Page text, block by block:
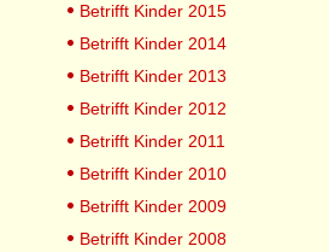
Betrifft Kinder 2015
Betrifft Kinder 2014
Betrifft Kinder 2013
Betrifft Kinder 2012
Betrifft Kinder 2011
Betrifft Kinder 2010
Betrifft Kinder 2009
Betrifft Kinder 2008